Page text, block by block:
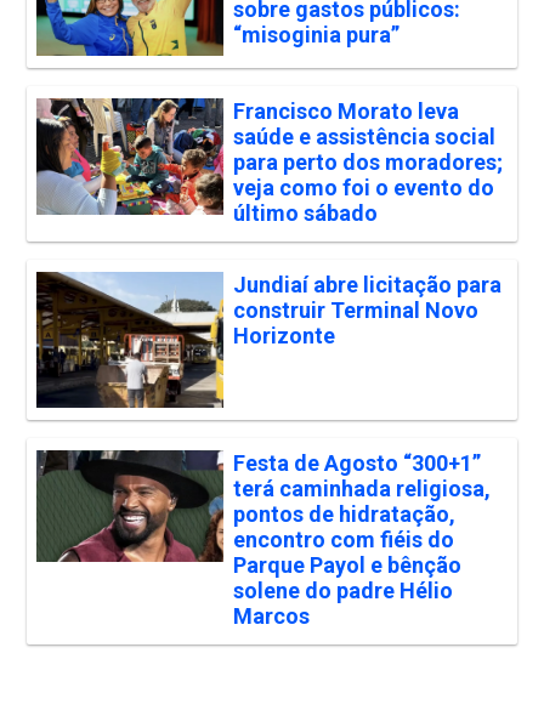
sobre gastos públicos:
“misoginia pura”
Francisco Morato leva
saúde e assistência social
para perto dos moradores;
veja como foi o evento do
último sábado
Jundiaí abre licitação para
construir Terminal Novo
Horizonte
Festa de Agosto “300+1”
terá caminhada religiosa,
pontos de hidratação,
encontro com fiéis do
Parque Payol e bênção
solene do padre Hélio
Marcos